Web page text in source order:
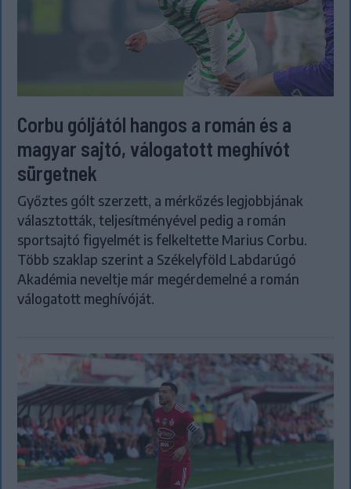
Corbu góljától hangos a román és a
magyar sajtó, válogatott meghívót
sürgetnek
Győztes gólt szerzett, a mérkőzés legjobbjának
választották, teljesítményével pedig a román
sportsajtó figyelmét is felkeltette Marius Corbu.
Több szaklap szerint a Székelyföld Labdarúgó
Akadémia neveltje már megérdemelné a román
válogatott meghívóját.